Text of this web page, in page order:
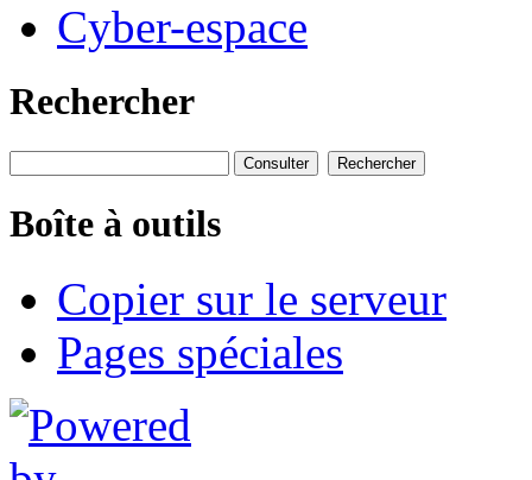
Cyber-espace
Rechercher
Boîte à outils
Copier sur le serveur
Pages spéciales